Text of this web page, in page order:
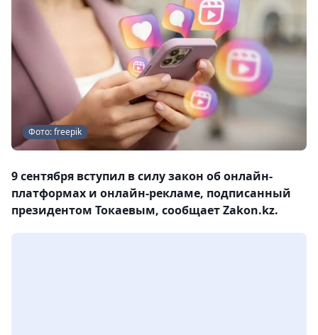
Фото: freepik
9 сентября вступил в силу закон об онлайн-
платформах и онлайн-рекламе, подписанный
президентом Токаевым, сообщает Zakon.kz.